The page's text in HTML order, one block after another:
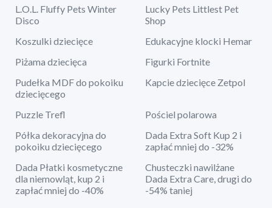
L.O.L. Fluffy Pets Winter
Disco
Lucky Pets Littlest Pet
Shop
Koszulki dziecięce
Edukacyjne klocki Hemar
Piżama dziecięca
Figurki Fortnite
Pudełka MDF do pokoiku
dziecięcego
Kapcie dziecięce Zetpol
Puzzle Trefl
Pościel polarowa
Półka dekoracyjna do
pokoiku dziecięcego
Dada Extra Soft Kup 2 i
zapłać mniej do -32%
Dada Płatki kosmetyczne
dla niemowląt, kup 2 i
zapłać mniej do -40%
Chusteczki nawilżane
Dada Extra Care, drugi do
-54% taniej